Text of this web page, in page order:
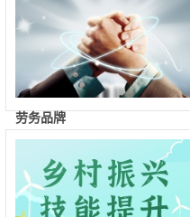
劳务品牌